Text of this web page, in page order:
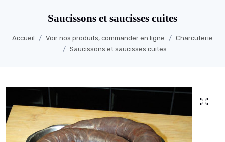
Saucissons et saucisses cuites
Accueil Voir nos produits, commander en ligne
Charcuterie
Saucissons et saucisses cuites